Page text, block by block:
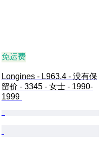
免运费
Longines - L963.4 - 没有保
留价 - 3345 - 女士 - 1990-
1999